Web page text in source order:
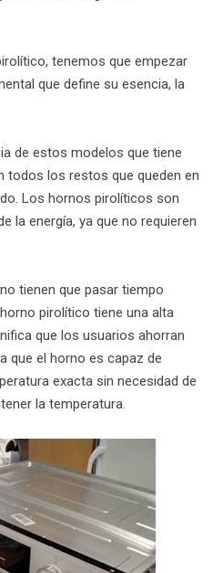
tenemos que empezar
que define su esencia, la
de estos modelos que tiene
todos los restos que queden en
Los hornos pirolíticos son
la energía, ya que no requieren
tienen que pasar tiempo
pirolítico tiene una alta
que los usuarios ahorran
que el horno es capaz de
exacta sin necesidad de
la temperatura.